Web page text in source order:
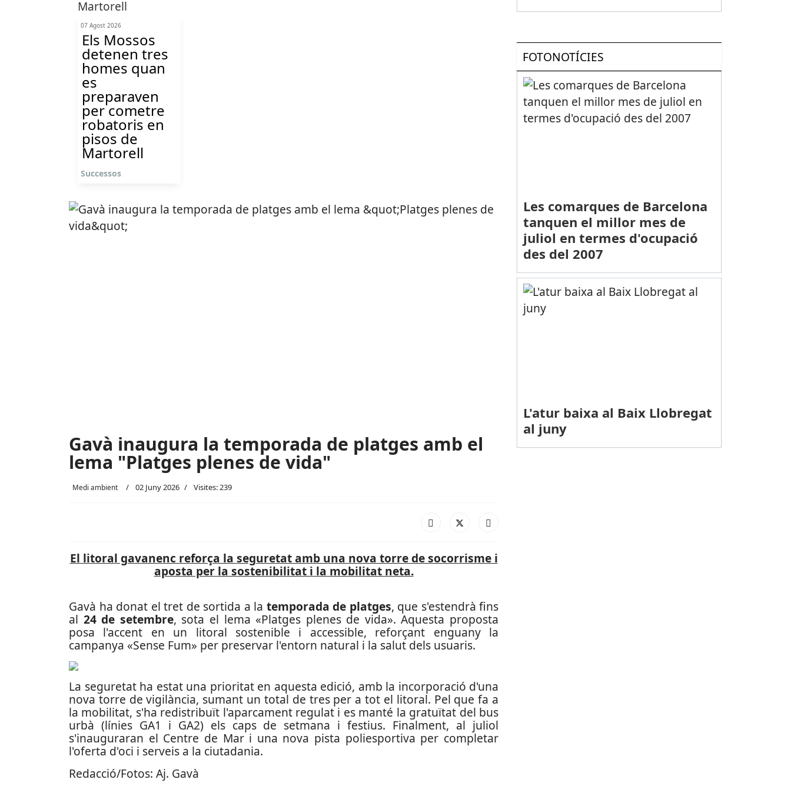
07 Agost 2026
Els Mossos
detenen tres
homes quan
es
preparaven
per cometre
robatoris en
pisos de
Martorell
Successos
Gavà inaugura la temporada de platges amb el
lema "Platges plenes de vida"
Medi ambient 02 Juny 2026 Visites: 239
El litoral gavanenc reforça la seguretat amb una nova torre de socorrisme i
aposta per la sostenibilitat i la mobilitat neta.
Gavà ha donat el tret de sortida a la temporada de platges, que s'estendrà fins
al 24 de setembre, sota el lema «Platges plenes de vida». Aquesta proposta
posa l'accent en un litoral sostenible i accessible, reforçant enguany la
campanya «Sense Fum» per preservar l'entorn natural i la salut dels usuaris.
La seguretat ha estat una prioritat en aquesta edició, amb la incorporació d'una
nova torre de vigilància, sumant un total de tres per a tot el litoral. Pel que fa a
la mobilitat, s'ha redistribuït l'aparcament regulat i es manté la gratuïtat del bus
urbà (línies GA1 i GA2) els caps de setmana i festius. Finalment, al juliol
s'inauguraran el Centre de Mar i una nova pista poliesportiva per completar
l'oferta d'oci i serveis a la ciutadania.
Redacció/Fotos: Aj. Gavà
FOTONOTÍCIES
Les comarques de Barcelona
tanquen el millor mes de
juliol en termes d'ocupació
des del 2007
L'atur baixa al Baix Llobregat
al juny